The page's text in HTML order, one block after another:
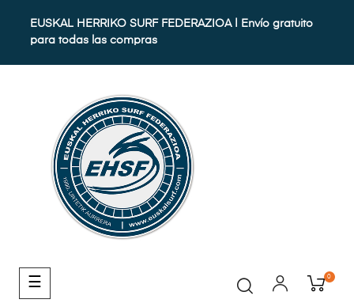
EUSKAL HERRIKO SURF FEDERAZIOA | Envío gratuito
para todas las compras
Navegación
de
☰ 0